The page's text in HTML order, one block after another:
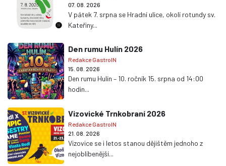
07. 08. 2026
V pátek 7. srpna se Hradní ulice, okolí rotundy sv.
Kateřiny...
Den rumu Hulín 2026
Redakce GastroIN
15. 08. 2026
Den rumu Hulín – 10. ročník 15. srpna od 14:00
hodin...
Vizovické Trnkobraní 2026
Redakce GastroIN
21. 08. 2026
Vizovice se i letos stanou dějištěm jednoho z
nejoblíbenější...